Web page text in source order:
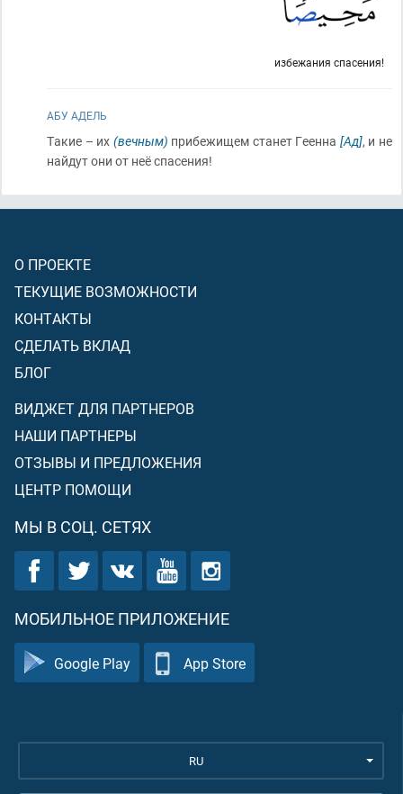
избежания спасения!
АБУ АДЕЛЬ
Такие – их (вечным) прибежищем станет Геенна [Ад], и не
найдут они от неё спасения!
О ПРОЕКТЕ
ТЕКУЩИЕ ВОЗМОЖНОСТИ
КОНТАКТЫ
СДЕЛАТЬ ВКЛАД
БЛОГ
ВИДЖЕТ ДЛЯ ПАРТНЕРОВ
НАШИ ПАРТНЕРЫ
ОТЗЫВЫ И ПРЕДЛОЖЕНИЯ
ЦЕНТР ПОМОЩИ
МЫ В СОЦ. СЕТЯХ
МОБИЛЬНОЕ ПРИЛОЖЕНИЕ
Google Play App Store
RU